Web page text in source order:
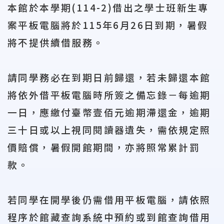
本館於本學期(114-2)借出之學士班新生專
案平板電腦將於115年6 月 26 日到期 ，暑假
將不提供續借服務 。
請同學務必在到期日前歸還，若未歸還本館
將依外借平板電腦時所簽之備忘錄－每逾期
一日 ，應繳付臺幣壹佰元逾期滯還金， 逾期
三十日或以上視同閱讀器遺失，需依規定照
價賠償， 暑假開館期間，亦將照常累計罰
款。
若同學在開學後仍需借用平板電腦，請依照
程序於館藏查詢系統中預約或到館查詢借用